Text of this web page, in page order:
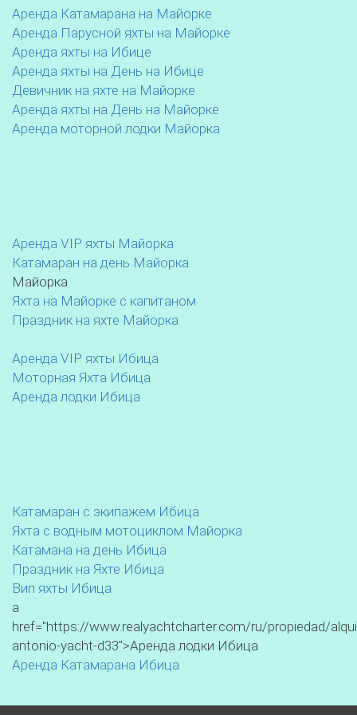
Аренда Катамарана на Майорке
Аренда Парусной яхты на Майорке
Аренда яхты на Ибице
Аренда яхты на День на Ибице
Девичник на яхте на Майорке
Аренда яхты на День на Майорке
Аренда моторной лодки Майорка
Аренда VIP яхты Майорка
Катамаран на день Майорка
Майорка
Яхта на Майорке с капитаном
Праздник на яхте Майорка
Аренда VIP яхты Ибица
Моторная Яхта Ибица
Аренда лодки Ибица
Катамаран с экипажем Ибица
Яхта с водным мотоциклом Майорка
Катамана на день Ибица
Праздник на Яхте Ибица
Вип яхты Ибица
a
href="https://www.realyachtcharter.com/ru/propiedad/
antonio-yacht-d33">Аренда лодки Ибица
Аренда Катамарана Ибица